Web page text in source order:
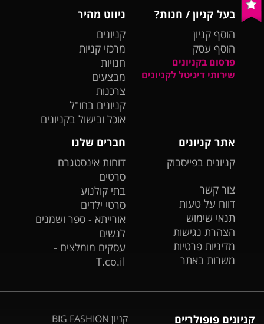
בעל קניון / חנות?
הוסף קניון
הוסף עסק
פרסום בקניונים
שירותי דיגיטל לקניונים
ניווט מהיר
קניונים
מרכזי קניות
חנויות
מבצעים
צרכנות
קניונים בחו"ל
אוכל ובישול בקניונים
אתר קניונים
קניונים בפייסבוק
צור קשר
דווח על טעות
תנאי שימוש
הצהרת נגישות
מדיניות פרטיות
משרות באתר
חברים שלנו
דוחות אינסטגרם
סרטים
בתי קולנוע
סרטי ילדים
אורייתא - ספר ושמנים
לנשים
עסקים מומלצים -
T.co.il
קניונים פופולריים קניון BIG FASHION